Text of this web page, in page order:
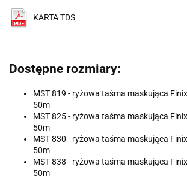
KARTA TDS
Dostępne rozmiary:
MST 819 - ryżowa taśma maskująca
50m
MST 825 - ryżowa taśma maskująca
50m
MST 830 - ryżowa taśma maskująca
50m
MST 838 - ryżowa taśma maskująca
50m